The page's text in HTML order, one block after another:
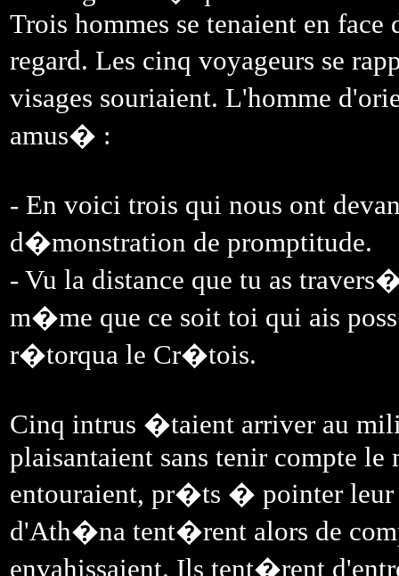
Trois hommes se tenaient en
regard. Les cinq voyageurs se
visages souriaient. L'homme
amus� :
- En voici trois qui nous ont
d�monstration de promptitude.
- Vu la distance que tu as
m�me que ce soit toi qui ais
r�torqua le Cr�tois.
Cinq intrus �taient arriver au
plaisantaient sans tenir compte le
entouraient, pr�ts � pointer leur
d'Ath�na tent�rent alors de
envahissaient. Ils tent�rent